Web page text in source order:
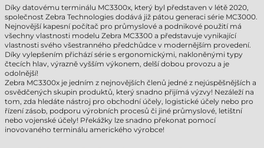
Díky datovému terminálu MC3300x, který byl představen v létě 2020,
společnost Zebra Technologies dodává již pátou generaci série MC3000.
Nejnovější kapesní počítač pro průmyslové a podnikové použití má
všechny vlastnosti modelu Zebra MC3300 a představuje vynikající
vlastnosti svého všestranného předchůdce v modernějším provedení.
Díky vylepšením přichází série s ergonomickými, nakloněnými typy
čtecích hlav, výrazně vyšším výkonem, delší dobou provozu a je
odolnější!
Zebra MC3300x je jedním z nejnovějších členů jedné z nejúspěšnějších a
osvědčených skupin produktů, který snadno přijímá výzvy! Nezáleží na
tom, zda hledáte nástroj pro obchodní účely, logistické účely nebo pro
řízení zásob, podporu výrobních procesů či jiné průmyslové, letištní
nebo vojenské účely! Překážky lze snadno překonat pomocí
inovovaného terminálu amerického výrobce!